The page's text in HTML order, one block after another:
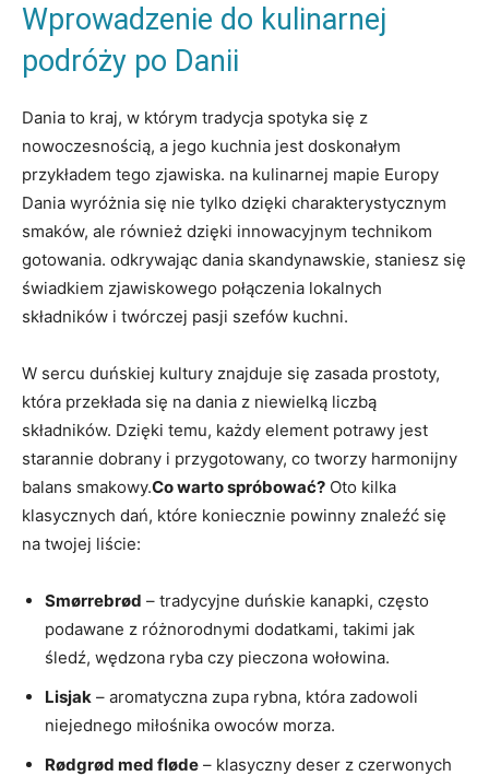
Wprowadzenie do kulinarnej
podróży ⁤po Danii
Dania to ‍kraj, w którym tradycja spotyka się z
nowoczesnością, a jego kuchnia jest doskonałym
przykładem ​tego zjawiska.⁢ na kulinarnej mapie Europy
Dania wyróżnia się nie ⁢tylko ⁢dzięki charakterystycznym
smaków, ale również dzięki innowacyjnym technikom
gotowania. odkrywając dania skandynawskie, ⁣staniesz się
świadkiem zjawiskowego połączenia lokalnych
składników i twórczej pasji szefów⁣ kuchni.
W sercu duńskiej kultury znajduje się zasada ‍prostoty,
która przekłada się ‍na dania z ⁣niewielką liczbą
składników. Dzięki‌ temu, każdy element potrawy ⁤jest
starannie ‍dobrany i przygotowany, co⁣ tworzy harmonijny
balans smakowy.Co warto spróbować? Oto kilka
klasycznych dań, które koniecznie powinny znaleźć się
na twojej liście:
Smørrebrød – tradycyjne duńskie kanapki,​ często
‍podawane z​ różnorodnymi dodatkami, takimi jak
śledź,⁤ wędzona ryba czy pieczona wołowina.
Lisjak – aromatyczna zupa rybna, która zadowoli
niejednego miłośnika owoców morza.
Rødgrød med ⁤fløde – klasyczny deser z czerwonych